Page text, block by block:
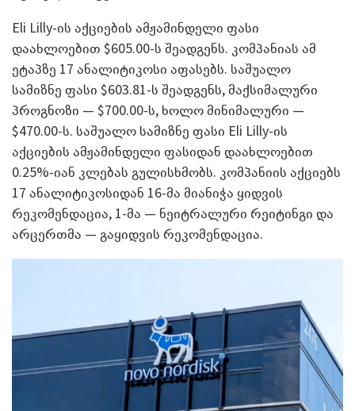
Eli Lilly-ის აქციების ამჟამინდელი ფასი
დაახლოებით $605.00-ს შეადგენს. კომპანიას ამ
ეტაპზე 17 ანალიტიკოსი აფასებს. საშუალო
სამიზნე ფასი $603.81-ს შეადგენს, მაქსიმალური
პროგნოზი — $700.00-ს, ხოლო მინიმალური —
$470.00-ს. საშუალო სამიზნე ფასი Eli Lilly-ის
აქციების ამჟამინდელი ფასიდან დაახლოებით
0.25%-იან კლებას გულისხმობს. კომპანიის აქციებს
17 ანალიტიკოსიდან 16-მა მიანიჭა ყიდვის
რეკომენდაცია, 1-მა — ნეიტრალური რეიტინგი და
არცერთმა — გაყიდვის რეკომენდაცია.